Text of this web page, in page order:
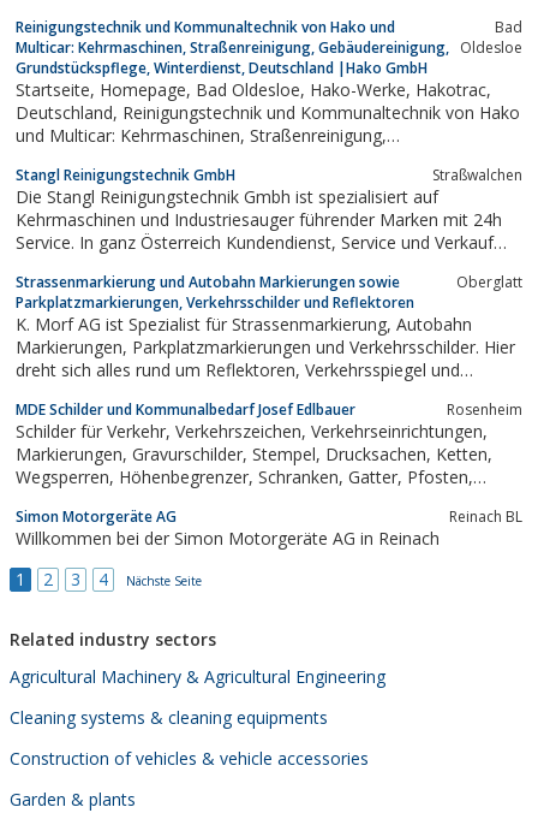
Reinigungstechnik und Kommunaltechnik von Hako und
Multicar: Kehrmaschinen, Straßenreinigung, Gebäudereinigung,
Grundstückspflege, Winterdienst, Deutschland |Hako GmbH
Bad
Oldesloe
Startseite, Homepage, Bad Oldesloe, Hako-Werke, Hakotrac,
Deutschland, Reinigungstechnik und Kommunaltechnik von Hako
und Multicar: Kehrmaschinen, Straßenreinigung,
Deutschland |Hako GmbH
Stangl Reinigungstechnik GmbH Straßwalchen
Die Stangl Reinigungstechnik Gmbh ist spezialisiert auf
Kehrmaschinen und Industriesauger führender Marken mit 24h
Service. In ganz Österreich Kundendienst, Service und Verkauf
Kommunalmaschinen. Stangl Reinigungstechnik Österreich.
Strassenmarkierung und Autobahn Markierungen sowie
Parkplatzmarkierungen, Verkehrsschilder und Reflektoren
Oberglatt
K. Morf AG ist Spezialist für Strassenmarkierung, Autobahn
Markierungen, Parkplatzmarkierungen und Verkehrsschilder. Hier
dreht sich alles rund um Reflektoren, Verkehrsspiegel und
Fahrbahnschwellen, Verbotstafeln oder Bodenschwellen kann
man sich an die K. Morf AG wenden
MDE Schilder und Kommunalbedarf Josef Edlbauer Rosenheim
Schilder für Verkehr, Verkehrszeichen, Verkehrseinrichtungen,
Markierungen, Gravurschilder, Stempel, Drucksachen, Ketten,
Wegsperren, Höhenbegrenzer, Schranken, Gatter, Pfosten,
Simon Motorgeräte AG Reinach BL
Willkommen bei der Simon Motorgeräte AG in Reinach
1
2 3 4 Nächste Seite
Related industry sectors
Agricultural Machinery & Agricultural Engineering
Cleaning systems & cleaning equipments
Construction of vehicles & vehicle accessories
Garden & plants